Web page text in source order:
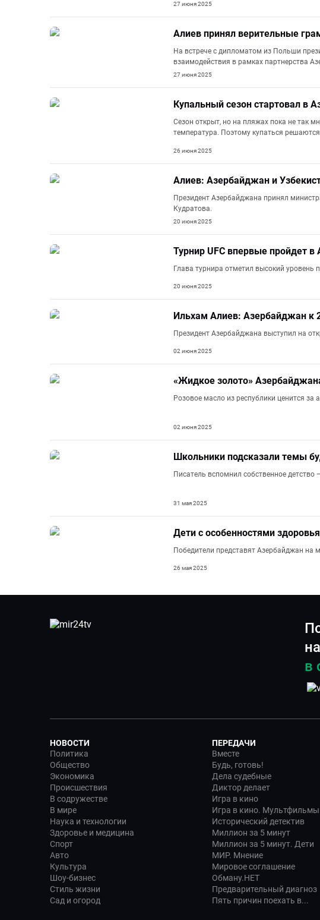
27 июня 2025
Алиев принял верительные
На встрече с дипломатом из Польши
взаимодействия в рамках партнерства
27 июня 2025
Купальный сезон стартовал
Сезон открыт, но на пляжах пока не так
температура. Поэтому купаться
26 июня 2025
Алиев: Азербайджан и
Президент Азербайджана принял
Кудратова.
20 июня 2025
Турнир UFC впервые пройдет
Глава турнира отметил высокий
20 июня 2025
Ильхам Алиев: Азербайджан к
Президент Азербайджана выступил на
02 июня 2025
«Жидкое золото»
Розовое масло из республики ценится
02 июня 2025
Школьники подсказали темы
Писатель вспомнил собственное
31 мая 2025
Дети с особенностями
Победители представят Азербайджан на
26 мая 2025
в
НОВОСТИ
Политика
Общество
Экономика
Происшествия
В содружестве
В мире
Наука и технологии
Здоровье и медицина
Спорт
Авто
Культура
Шоу-бизнес
Стиль жизни
Сад и огород
ПЕРЕДАЧИ
Вместе
Будь, готовь!
Дела судебные
Диктор делает
Игра в кино
Игра в кино. Мультфильмы
Исторический детектив
Миллион за 5 минут
Миллион за 5 минут. Дети
МИР. Мнение
Мировое соглашение
Обману.НЕТ
Предварительный диагноз
Пять причин поехать в...